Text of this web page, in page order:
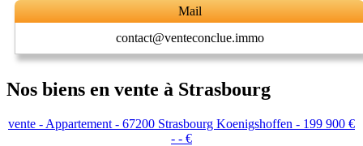
Mail
contact@venteconclue.immo
Nos biens en vente à Strasbourg
vente - Appartement - 67200 Strasbourg Koenigshoffen - 199 900 €
- - €